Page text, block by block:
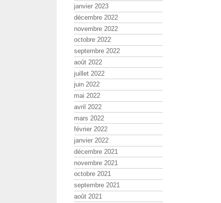
janvier 2023
décembre 2022
novembre 2022
octobre 2022
septembre 2022
août 2022
juillet 2022
juin 2022
mai 2022
avril 2022
mars 2022
février 2022
janvier 2022
décembre 2021
novembre 2021
octobre 2021
septembre 2021
août 2021